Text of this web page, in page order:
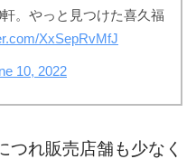
。やっと見つけた喜久福
XxSepRvMfJ
10, 2022
つれ販売店舗も少なく